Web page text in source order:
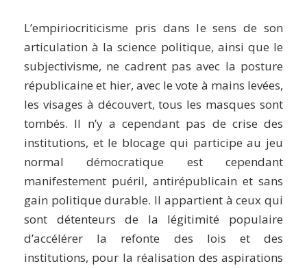
L’empiriocriticisme pris dans le sens de son
articulation à la science politique, ainsi que le
subjectivisme, ne cadrent pas avec la posture
républicaine et hier, avec le vote à mains levées,
les visages à découvert, tous les masques sont
tombés. Il n’y a cependant pas de crise des
institutions, et le blocage qui participe au jeu
normal démocratique est cependant
manifestement puéril, antirépublicain et sans
gain politique durable. Il appartient à ceux qui
sont détenteurs de la légitimité populaire
d’accélérer la refonte des lois et des
institutions, pour la réalisation des aspirations